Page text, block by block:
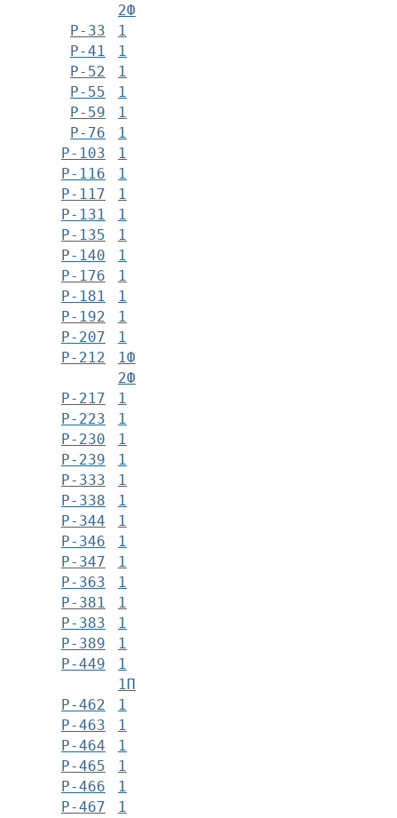
2Ф
Р-33
1
Р-41
1
Р-52
1
Р-55
1
Р-59
1
Р-76
1
Р-103
1
Р-116
1
Р-117
1
Р-131
1
Р-135
1
Р-140
1
Р-176
1
Р-181
1
Р-192
1
Р-207
1
Р-212
1Ф
2Ф
Р-217
1
Р-223
1
Р-230
1
Р-239
1
Р-333
1
Р-338
1
Р-344
1
Р-346
1
Р-347
1
Р-363
1
Р-381
1
Р-383
1
Р-389
1
Р-449
1
1П
Р-462
1
Р-463
1
Р-464
1
Р-465
1
Р-466
1
Р-467
1